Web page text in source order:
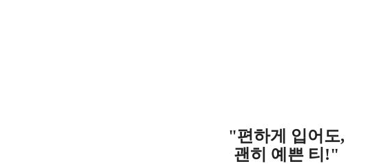
"편하게 입어도,
괜히 예쁜 티!"